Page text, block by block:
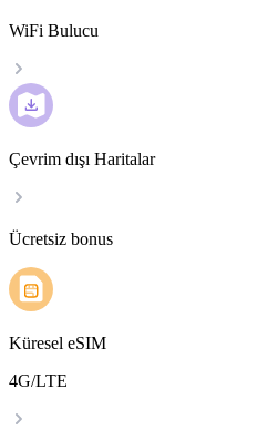
WiFi Bulucu
Çevrim dışı Haritalar
Ücretsiz bonus
Küresel eSIM
4G/LTE